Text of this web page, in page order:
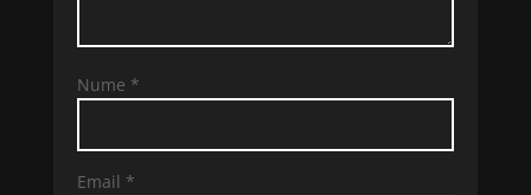
Nume *
Email *